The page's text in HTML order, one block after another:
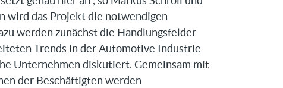
wird das Projekt die notwendigen
werden zunächst die Handlungsfelder
Trends in der Automotive Industrie
Unternehmen diskutiert. Gemeinsam mit
der Beschäftigten werden